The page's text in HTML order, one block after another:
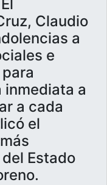
Claudio
a
e
a
a cada
el
Estado